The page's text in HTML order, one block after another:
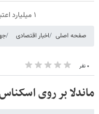
۱ میلیارد اعتبار خرید طلا | بدون ضامن و چک
صفحه اصلی اخبار اقتصادی
۰ نفر
ماندلا بر روی